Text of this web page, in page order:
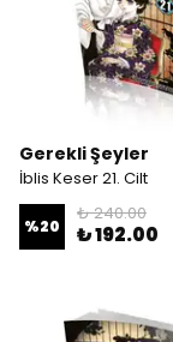
Gerekli Şeyler
İblis Keser 21. Cilt
%20
₺ 240.00
₺ 192.00